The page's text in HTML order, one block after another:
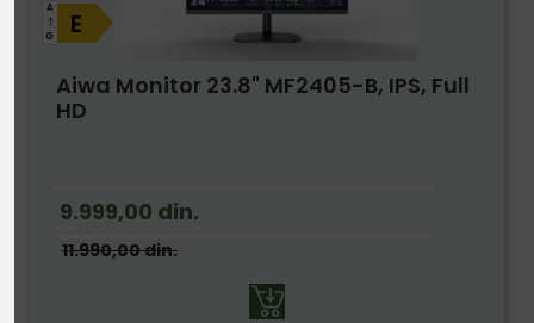
A
G E
Aiwa Monitor 23.8" MF2405-B, IPS, Full
HD
9.999,00 din.
11.990,00din.